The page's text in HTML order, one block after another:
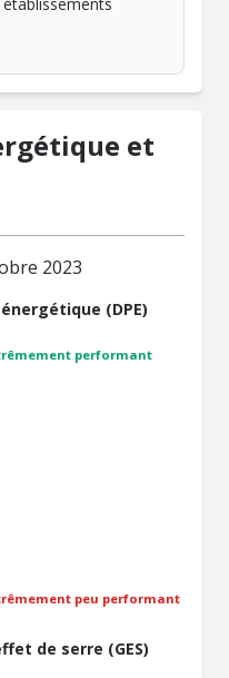
et
2023
(DPE)
performant
peu performant
de serre (GES)